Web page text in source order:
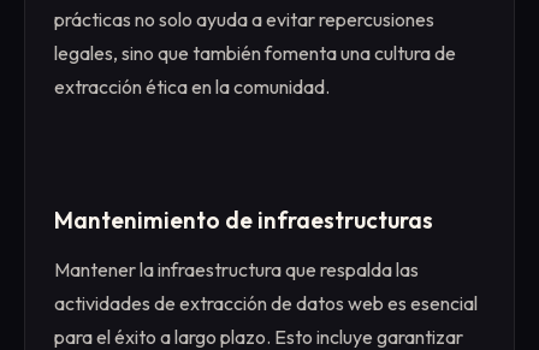
prácticas no solo ayuda a evitar repercusiones
legales, sino que también fomenta una cultura de
extracción ética en la comunidad.
Mantenimiento de infraestructuras
Mantener la infraestructura que respalda las
actividades de extracción de datos web es esencial
para el éxito a largo plazo. Esto incluye garantizar